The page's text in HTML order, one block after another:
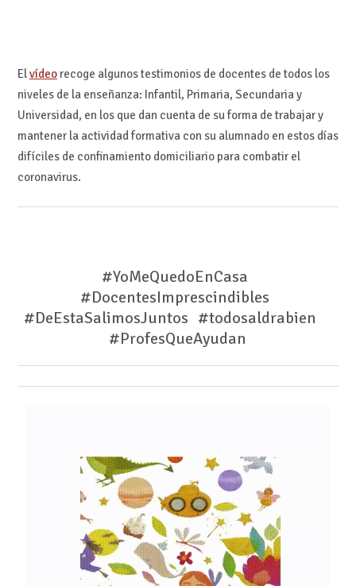
Elvídeorecoge algunos testimonios de docentes de todos los
niveles de la enseñanza: Infantil, Primaria, Secundaria y
Universidad, en los que dan cuenta de su forma de trabajar y
mantener la actividad formativa con su alumnado en estos días
difíciles de confinamiento domiciliario para combatir el
coronavirus.
#YoMeQuedoEnCasa
#DocentesImprescindibles
#DeEstaSalimosJuntos #todosaldrabien
#ProfesQueAyudan